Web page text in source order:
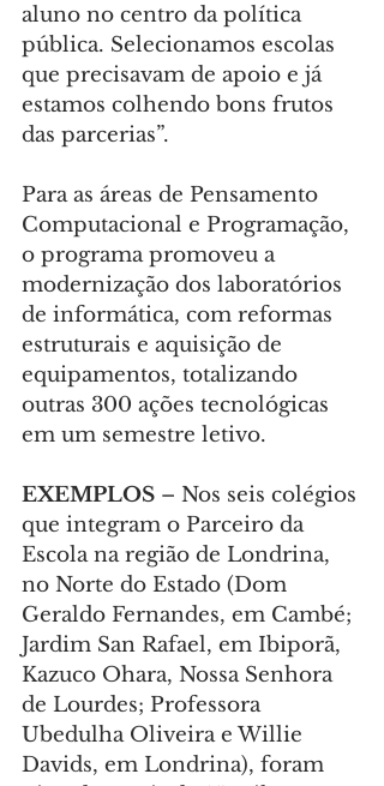
aluno no centro da política
pública. Selecionamos escolas
que precisavam de apoio e já
estamos colhendo bons frutos
das parcerias”.
Para as áreas de Pensamento
Computacional e Programação,
o programa promoveu a
modernização dos laboratórios
de informática, com reformas
estruturais e aquisição de
equipamentos, totalizando
outras 300 ações tecnológicas
em um semestre letivo.
EXEMPLOS – Nos seis colégios
que integram o Parceiro da
Escola na região de Londrina,
no Norte do Estado (Dom
Geraldo Fernandes, em Cambé;
Jardim San Rafael, em Ibiporã,
Kazuco Ohara, Nossa Senhora
de Lourdes; Professora
Ubedulha Oliveira e Willie
Davids, em Londrina), foram